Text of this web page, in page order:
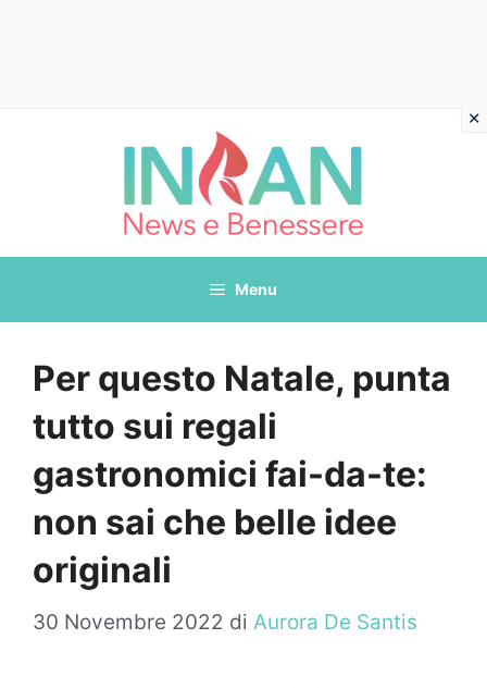
Menu
Per questo Natale, punta
tutto sui regali
gastronomici fai-da-te:
non sai che belle idee
originali
30 Novembre 2022 di Aurora De Santis